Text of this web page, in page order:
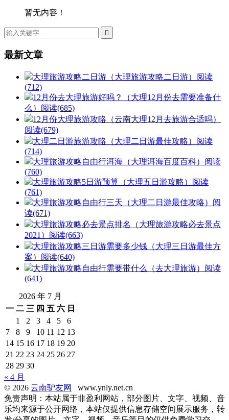
暂无内容！

最新文章
大理旅游攻略二日游（大理旅游攻略二日游） 阅读
(712)
12月份去大理旅游好吗？（大理12月份去需要准备什
么） 阅读(685)
12月份大理旅游攻略（云南大理12月去旅游合适吗）
阅读(679)
大理二日游旅游攻略（大理二日游最佳攻略） 阅读
(714)
大理旅游攻略自由行洱海（大理洱海百度百科） 阅读
(760)
大理旅游攻略5日游预算（大理五日游攻略） 阅读
(761)
大理旅游攻略自由行三天（大理二日游最佳攻略） 阅
读(671)
大理旅游攻略必去景点排名（大理旅游攻略必去景点
2021） 阅读(663)
大理旅游攻略三日游需要多少钱（大理三日游最佳方
案） 阅读(640)
大理旅游攻略自由行需要带什么（去大理旅游） 阅读
(641)
2026 年 7 月
一 二 三 四 五 六 日
1
2 3 4 5
6
7
8 9 10 11 12 13
14 15 16 17 18 19 20
21 22 23 24 25 26 27
28 29 30
« 4 月
© 2026 云南驴友网
www.ynly.net.cn
免责声明：本站属于非盈利网站，部分图片、文字、视频、音
乐均来源于公开网络，本站仅提供信息存储空间展示服务，转